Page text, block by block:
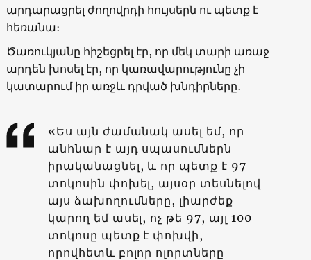
արդարացրել ժողովրդի հույսերն ու պետք է
հեռանա։
Ծառուկյանը հիշեցրել էր, որ մեկ տարի առաջ
արդեն խոսել էր, որ կառավարությունը չի
կատարում իր առջև դրված խնդիրները․
«Ես այն ժամանակ ասել եմ, որ
անհնար է այդ սպասումներն
իրականացնել, և որ պետք է 97
տոկոսին փոխել, այսօր տեսնելով
այս ձախողումները, լիարժեք
կարող եմ ասել, ոչ թե 97, այլ 100
տոկոսը պետք է փոխվի,
որովհետև բոլոր ոլորտները